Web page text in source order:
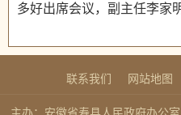
多好出席会议，副主任李家
联系我们 网站地图
主办：安徽省寿县人民政府办公室